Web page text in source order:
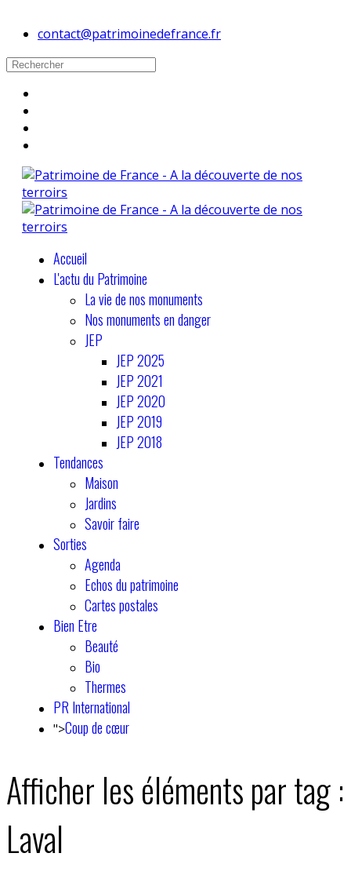
contact@patrimoinedefrance.fr
Accueil
L'actu du Patrimoine
La vie de nos monuments
Nos monuments en danger
JEP
JEP 2025
JEP 2021
JEP 2020
JEP 2019
JEP 2018
Tendances
Maison
Jardins
Savoir faire
Sorties
Agenda
Echos du patrimoine
Cartes postales
Bien Etre
Beauté
Bio
Thermes
PR International
">Coup de cœur
Afficher les éléments par tag :
Laval